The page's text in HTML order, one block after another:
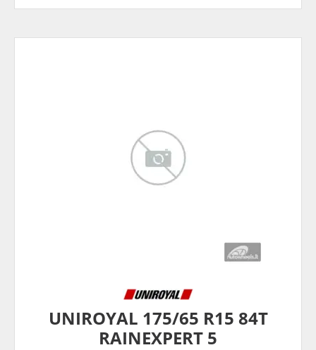
UNIROYAL 175/65 R15 84T
RAINEXPERT 5